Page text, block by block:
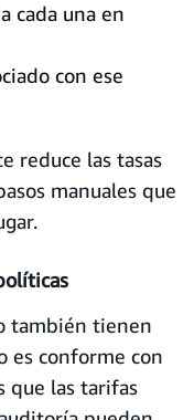
cada una en
con ese
reduce las tasas
manuales que
también tienen
es conforme con
que las tarifas